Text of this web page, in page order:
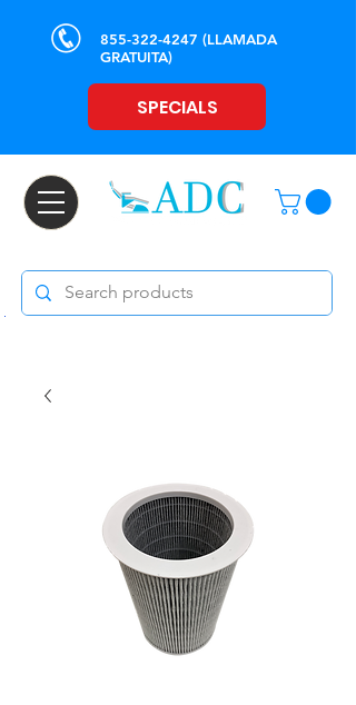
855-322-4247 (LLAMADA
GRATUITA)
SPECIALS